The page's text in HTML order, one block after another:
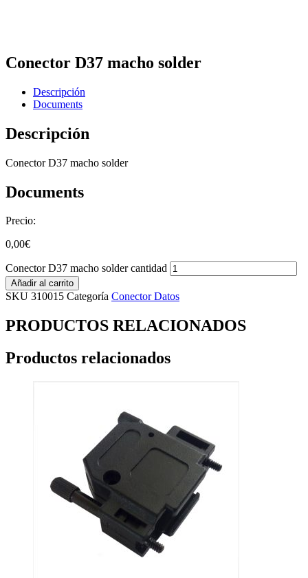
Conector D37 macho solder
Descripción
Documents
Descripción
Conector D37 macho solder
Documents
Precio:
0,00€
Conector D37 macho solder cantidad
Añadir al carrito
SKU 310015 Categoría Conector Datos
PRODUCTOS RELACIONADOS
Productos relacionados